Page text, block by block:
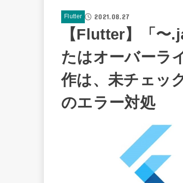
Flutter 2021.08.27
【Flutter】「〜
たはオーバーラ
作は、未チェッ
のエラー対処